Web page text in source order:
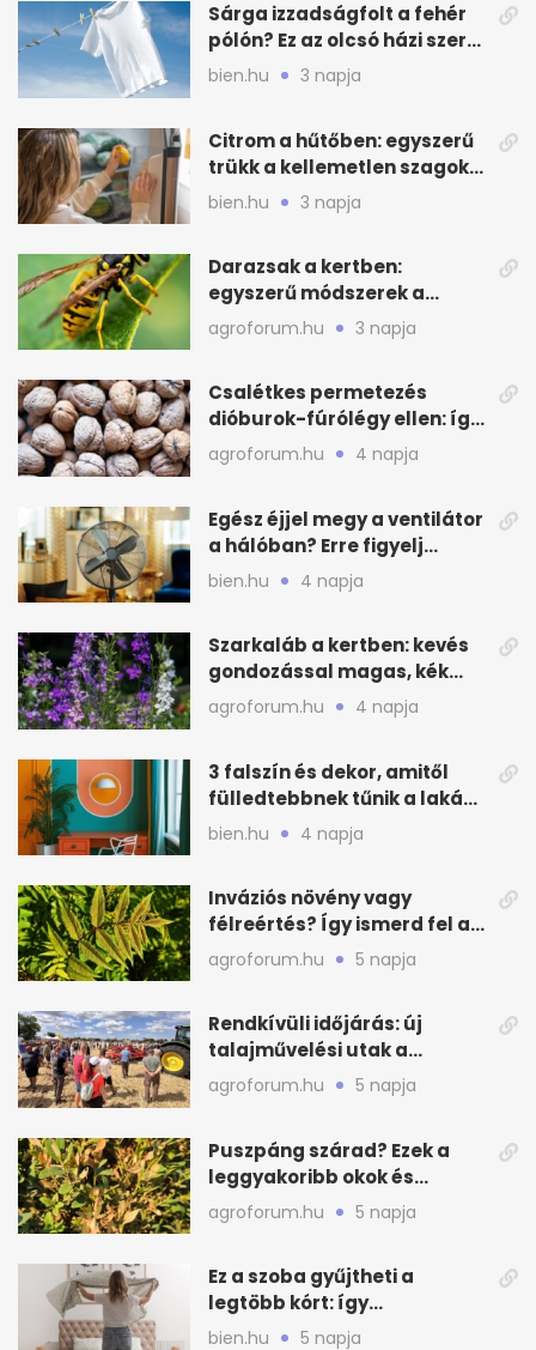
Sárga izzadságfolt a fehér
pólón? Ez az olcsó házi szer
beválhat
bien.hu 3 napja
Citrom a hűtőben: egyszerű
trükk a kellemetlen szagok
ellen
bien.hu 3 napja
Darazsak a kertben:
egyszerű módszerek a
távoltartásukra nyáron
agroforum.hu 3 napja
Csalétkes permetezés
dióburok-fúrólégy ellen: így
csináld a kertben
agroforum.hu 4 napja
Egész éjjel megy a ventilátor
a hálóban? Erre figyelj
alvásnál nyáron
bien.hu 4 napja
Szarkaláb a kertben: kevés
gondozással magas, kék
virágfalat ad
agroforum.hu 4 napja
3 falszín és dekor, amitől
fülledtebbnek tűnik a lakás
nyáron
bien.hu 4 napja
Inváziós növény vagy
félreértés? Így ismerd fel a
valódi kockázatot
agroforum.hu 5 napja
Rendkívüli időjárás: új
talajművelési utak a
gazdáknak
agroforum.hu 5 napja
Puszpáng szárad? Ezek a
leggyakoribb okok és
teendők
agroforum.hu 5 napja
Ez a szoba gyűjtheti a
legtöbb kórt: így
mélytisztítsd otthon
bien.hu 5 napja